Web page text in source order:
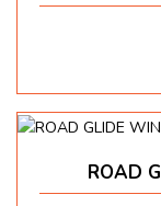
ROAD